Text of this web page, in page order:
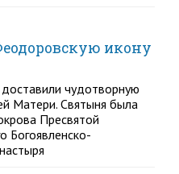
икону
чудотворную
Матери. Святыня была
Пресвятой
Богоявленско-